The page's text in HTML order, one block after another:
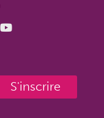
S'inscrire